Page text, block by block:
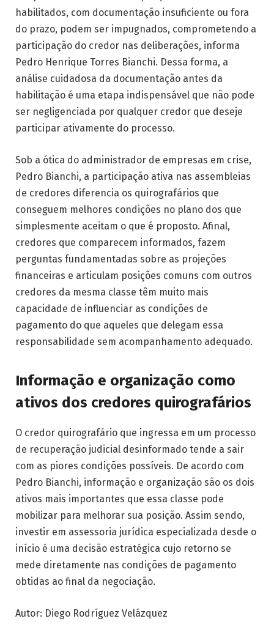
habilitados, com documentação insuficiente ou fora
do prazo, podem ser impugnados, comprometendo a
participação do credor nas deliberações, informa
Pedro Henrique Torres Bianchi. Dessa forma, a
análise cuidadosa da documentação antes da
habilitação é uma etapa indispensável que não pode
ser negligenciada por qualquer credor que deseje
participar ativamente do processo.
Sob a ótica do administrador de empresas em crise,
Pedro Bianchi, a participação ativa nas assembleias
de credores diferencia os quirografários que
conseguem melhores condições no plano dos que
simplesmente aceitam o que é proposto. Afinal,
credores que comparecem informados, fazem
perguntas fundamentadas sobre as projeções
financeiras e articulam posições comuns com outros
credores da mesma classe têm muito mais
capacidade de influenciar as condições de
pagamento do que aqueles que delegam essa
responsabilidade sem acompanhamento adequado.
Informação e organização como
ativos dos credores quirografários
O credor quirografário que ingressa em um processo
de recuperação judicial desinformado tende a sair
com as piores condições possíveis. De acordo com
Pedro Bianchi, informação e organização são os dois
ativos mais importantes que essa classe pode
mobilizar para melhorar sua posição. Assim sendo,
investir em assessoria jurídica especializada desde o
início é uma decisão estratégica cujo retorno se
mede diretamente nas condições de pagamento
obtidas ao final da negociação.
Autor: Diego Rodríguez Velázquez